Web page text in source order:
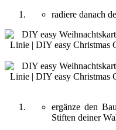
radiere danach
ergänze den
Stiften deiner